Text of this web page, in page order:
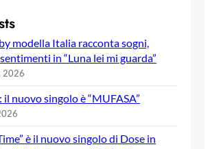
modella Italia racconta sogni,
in “Luna lei mi guarda”
2026
il nuovo singolo è “MUFASA”
è il nuovo singolo di Dose in